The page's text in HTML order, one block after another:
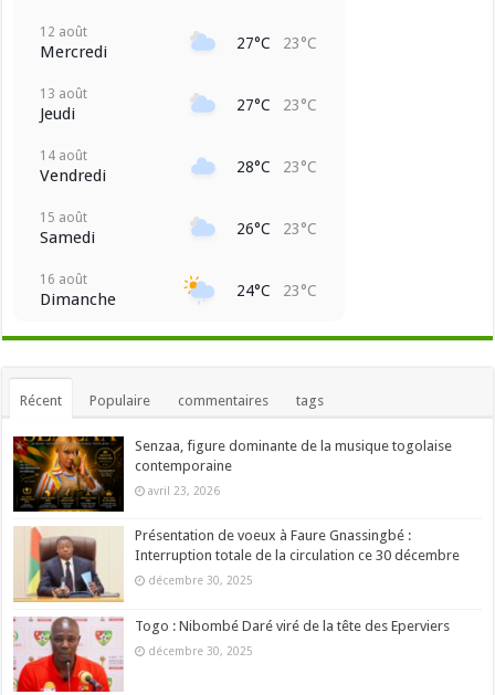
12 août
Mercredi 27°C 23°C
13 août
Jeudi 27°C 23°C
14 août
Vendredi 28°C 23°C
15 août
Samedi 26°C 23°C
16 août
Dimanche 24°C 23°C
Récent Populaire commentaires tags
Senzaa, figure dominante de la musique togolaise
contemporaine
avril 23, 2026
Présentation de voeux à Faure Gnassingbé :
Interruption totale de la circulation ce 30 décembre
décembre 30, 2025
Togo : Nibombé Daré viré de la tête des Eperviers
décembre 30, 2025